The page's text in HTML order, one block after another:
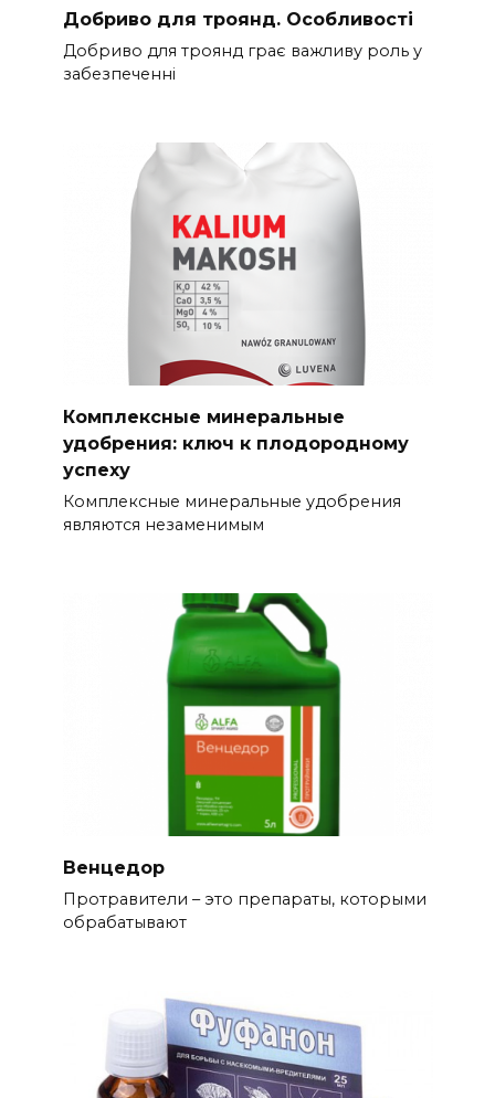
Добриво для троянд. Особливості
Добриво для троянд грає важливу роль у
забезпеченні
Комплексные минеральные
удобрения: ключ к плодородному
успеху
Комплексные минеральные удобрения
являются незаменимым
Венцедор
Протравители – это препараты, которыми
обрабатывают